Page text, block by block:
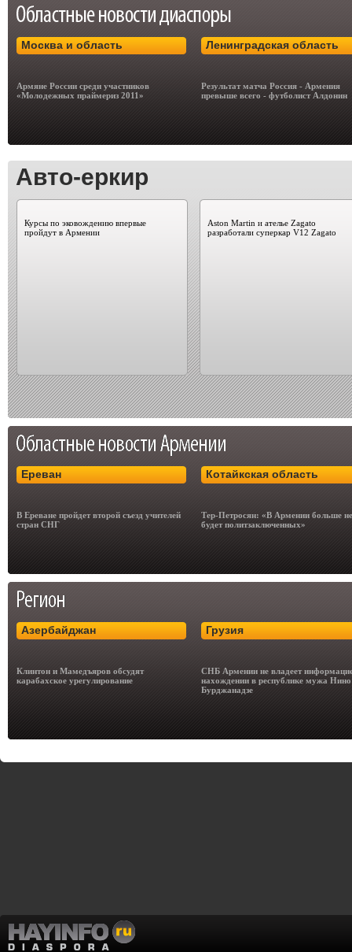
Москва и область
Армяне России среди участников
«Молодежных праймериз 2011»
Ленинградская область
Результат матча Россия - Армения
превыше всего - футболист Алдонин
Авто-еркир
Курсы по эковождению впервые
пройдут в Армении
Aston Martin и ателье Zagato
разработали суперкар V12 Zagato
Ереван
В Ереване пройдет второй съезд учителей
стран СНГ
Котайкская область
Тер-Петросян: «В Армении больше не
будет политзаключенных»
Азербайджан
Клинтон и Мамедъяров обсудят
карабахское урегулирование
Грузия
СНБ Армении не владеет
нахождении в республике мужа Нино
Бурджанадзе